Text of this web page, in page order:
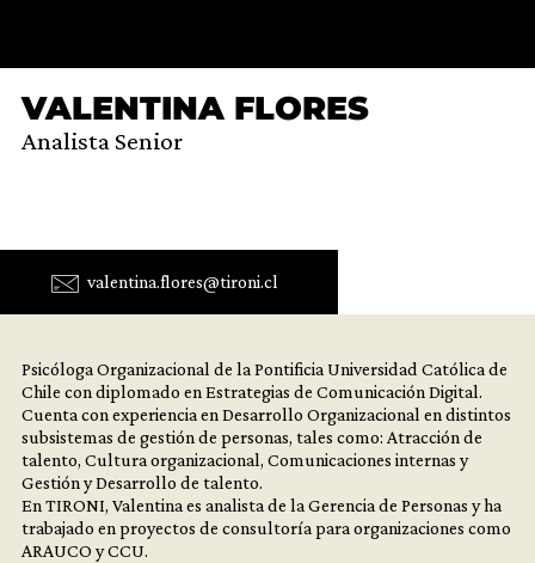
VALENTINA FLORES
Analista Senior
valentina.flores@tironi.cl
Psicóloga Organizacional de la Pontificia Universidad Católica de
Chile con diplomado en Estrategias de Comunicación Digital.
Cuenta con experiencia en Desarrollo Organizacional en distintos
subsistemas de gestión de personas, tales como: Atracción de
talento, Cultura organizacional, Comunicaciones internas y
Gestión y Desarrollo de talento.
En TIRONI, Valentina es analista de la Gerencia de Personas y ha
trabajado en proyectos de consultoría para organizaciones como
ARAUCO y CCU.